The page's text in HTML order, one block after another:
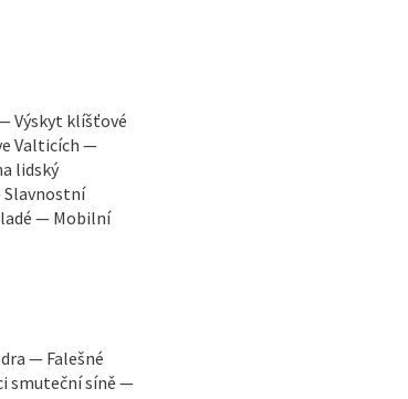
Výskyt klíšťové
Valticích —
lidský
Slavnostní
— Mobilní
— Falešné
smuteční síně —